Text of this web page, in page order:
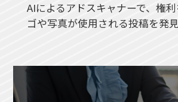
AIによるアドスキャナーで、権
ゴや写真が使用される投稿を発見